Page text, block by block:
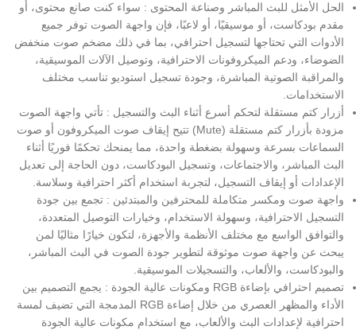
الحل الأمثل للبث المباشر وصناعة المحتوى : سواء كنت صانع محتوى، أو
مقدم بودكاست، أو موسيقيًا، أو لاعبًا، فإن واجهة الصوت توفر جميع
الأدوات التي تحتاجها لتسجيل احترافي، بما في ذلك مضخم صوت منخفض
الضوضاء، ودعم الميكروفونات الاحترافية، وتوصيل الآلات الموسيقية،
والمراقبة الصوتية المباشرة، وجودة تسجيل استوديو تناسب مختلف
الاستخدامات.
أزرار كتم مستقلة لتحكم أسرع أثناء البث والتسجيل : تأتي واجهة الصوت
مزودة بأزرار كتم مستقلة (Mute) تتيح إيقاف صوت الميكروفون أو صوت
السماعات بسرعة وسهولة بضغطة واحدة، مما يمنحك تحكمًا فوريًا أثناء
البث المباشر، والاجتماعات، وتسجيل البودكاست، دون الحاجة إلى تعديل
الإعدادات أو إيقاف التسجيل، لتجربة استخدام أكثر احترافية وسلاسة.
واجهة صوت ومكسر متكاملة للمحترفين والمبتدئين : تجمع بين جودة
التسجيل الاحترافية، وسهولة الاستخدام، وخيارات التوصيل المتعددة،
والتوافق الواسع مع مختلف الأنظمة والأجهزة، لتكون خيارًا مثاليًا لمن
يبحث عن واجهة صوت موثوقة لتطوير جودة الصوت في البث المباشر،
والبودكاست، والألعاب، والتسجيلات الموسيقية.
تصميم احترافي بإضاءة RGB ومكونات عالية الجودة : يجمع التصميم بين
الأداء والمظهر العصري من خلال إضاءة RGB المدمجة التي تضيف لمسة
احترافية لإعدادات البث والألعاب، مع استخدام مكونات عالية الجودة